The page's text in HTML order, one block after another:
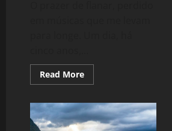
Read MoreRead
more
Flanar
por
Tóquio